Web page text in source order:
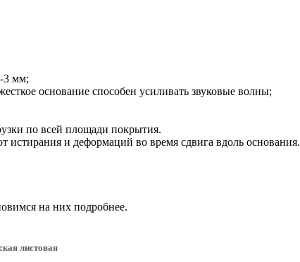
3 мм;
основание способен усиливать звуковые волны;
по всей площади покрытия.
истирания и деформаций во время сдвига вдоль основания.
на них подробнее.
листовая